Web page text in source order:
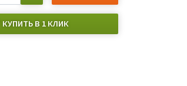
КУПИТЬ В 1 КЛИК